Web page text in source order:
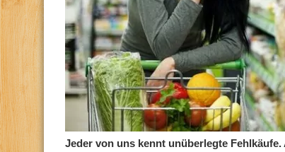
Jeder von uns kennt unüberlegte